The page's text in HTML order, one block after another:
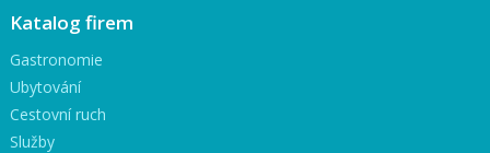
Katalog firem
Gastronomie
Ubytování
Cestovní ruch
Služby